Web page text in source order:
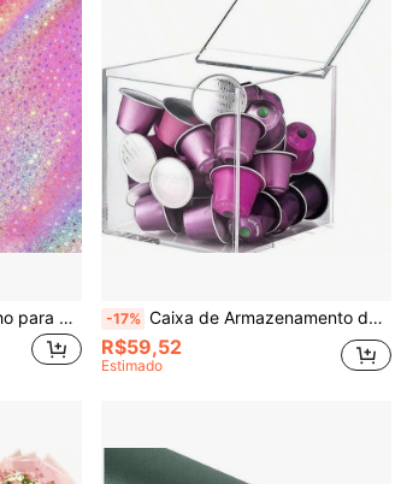
Rolos de Papel de Embrulho para Presente com Padrão de Estrela Holográfica Metálica Rosa São Adequados para Aniversários, Dia dos Namorados, Dia das Mães, Formaturas, Casamentos, Dia dos Pais, Festas de Bebê e Natal (17 Polegadas X 9,84/16,4/32,8 Pés). -17% Caixa de Armazenamento de Cápsulas de Café com Tampa, Caixa de Armazenamento Acrílica de 5 Polegadas X 5 Polegadas, Adequada para Cápsulas VertuoLine, Armazenamento, Cápsulas de Café, Saquinhos de Chá, Armazenamento de Doces e Recipiente de Organização, Caixa Transparente para Casa e Escritório
R$59,52
Estimado